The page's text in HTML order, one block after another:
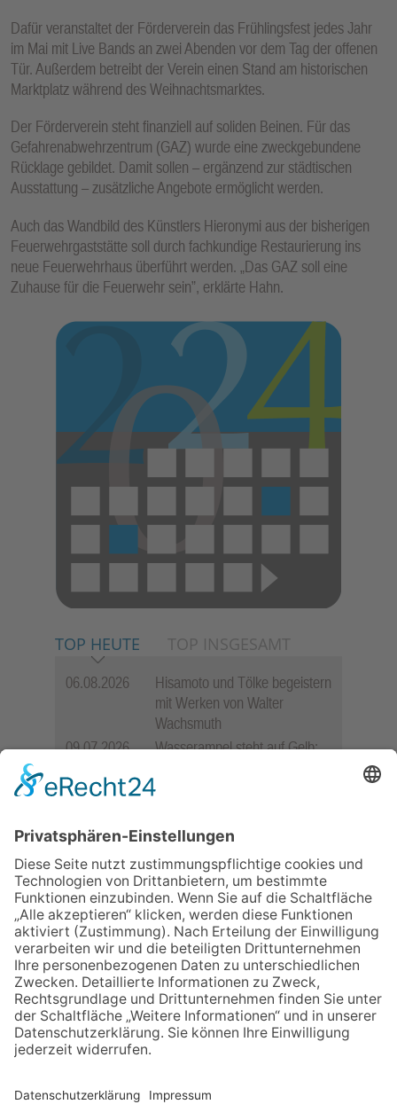
Dafür veranstaltet der Förderverein das Frühlingsfest jedes Jahr
im Mai mit Live Bands an zwei Abenden vor dem Tag der offenen
Tür. Außerdem betreibt der Verein einen Stand am historischen
Marktplatz während des Weihnachtsmarktes.
Der Förderverein steht finanziell auf soliden Beinen. Für das
Gefahrenabwehrzentrum (GAZ) wurde eine zweckgebundene
Rücklage gebildet. Damit sollen – ergänzend zur städtischen
Ausstattung – zusätzliche Angebote ermöglicht werden.
Auch das Wandbild des Künstlers Hieronymi aus der bisherigen
Feuerwehrgaststätte soll durch fachkundige Restaurierung ins
neue Feuerwehrhaus überführt werden. „Das GAZ soll eine
Zuhause für die Feuerwehr sein”, erklärte Hahn.
TOP HEUTE TOP INSGESAMT
06.08.2026
Hisamoto und Tölke begeistern
mit Werken von Walter
Wachsmuth
09.07.2026
Wasserampel steht auf Gelb:
auf
für Friedrichsdorf?
12.05.2026
Zweisprachige Lesung im 7.
Himmel: Vom Geschenk zum
60. Geburtstag zur Autoren-
Karriere
11.05.2026
FREIE WÄHLER Bad
Homburg starten
Bürgerumfrage für Berliner
Siedlung und
Gartenfeldsiedlung